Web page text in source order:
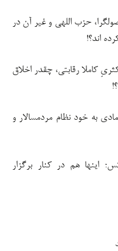
حزب اللهی و غیر آن در
اند؟!
کاملا رقابتی، چقدر اخلاق
به خود نظام مردمسالار و
اینها هم در کنار برگزار